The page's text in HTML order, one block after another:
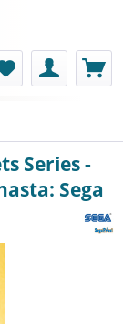
Series -
Sega